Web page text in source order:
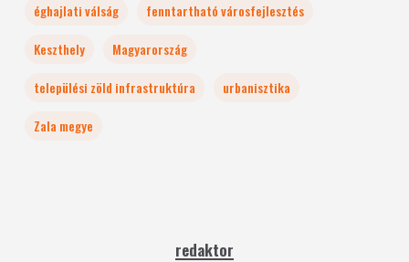
éghajlati válság
fenntartható városfejlesztés
Keszthely
Magyarország
települési zöld infrastruktúra
urbanisztika
Zala megye
redaktor